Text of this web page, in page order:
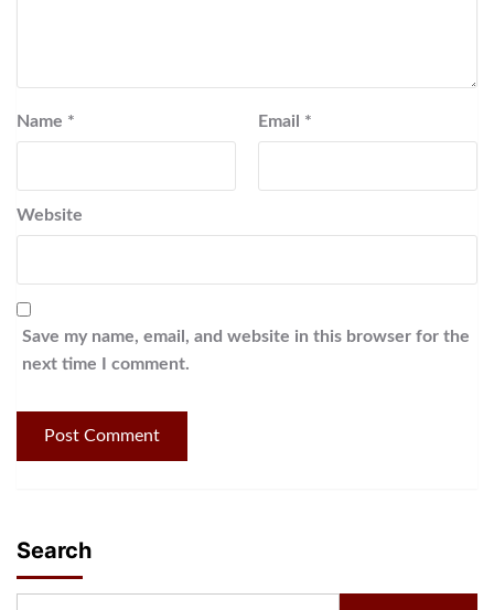
Name * Email *
Website
Save my name, email, and website in this browser for the
next time I comment.
Search